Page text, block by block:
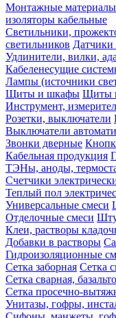
Монтажные материалы
изоляторы кабельные
Светильники,
светильников Датчики
Удлинители, вилки,
Кабеленесущие
Лампы (источники
Щиты и шкафы Щиты
Инструмент,
Розетки, выключатели
Выключатели
Звонки дверные
Кабельная продукция
ТЭНы, аноды,
Счетчики
Теплый пол
Универсальные смеси
Отделочные смеси
Клеи, растворы
Добавки в растворы
Гидроизоляционные
Сетка заборная Сетка
Сетка сварная,
Сетка просечно-
Унитазы, гофры,